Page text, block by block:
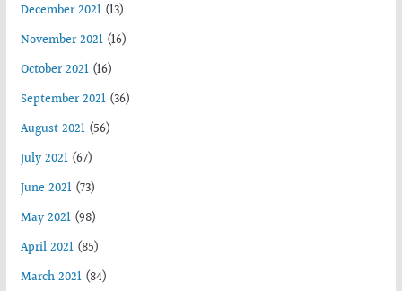
December 2021(13)
November 2021(16)
October 2021(16)
September 2021(36)
August 2021(56)
July 2021(67)
June 2021(73)
May 2021(98)
April 2021(85)
March 2021(84)